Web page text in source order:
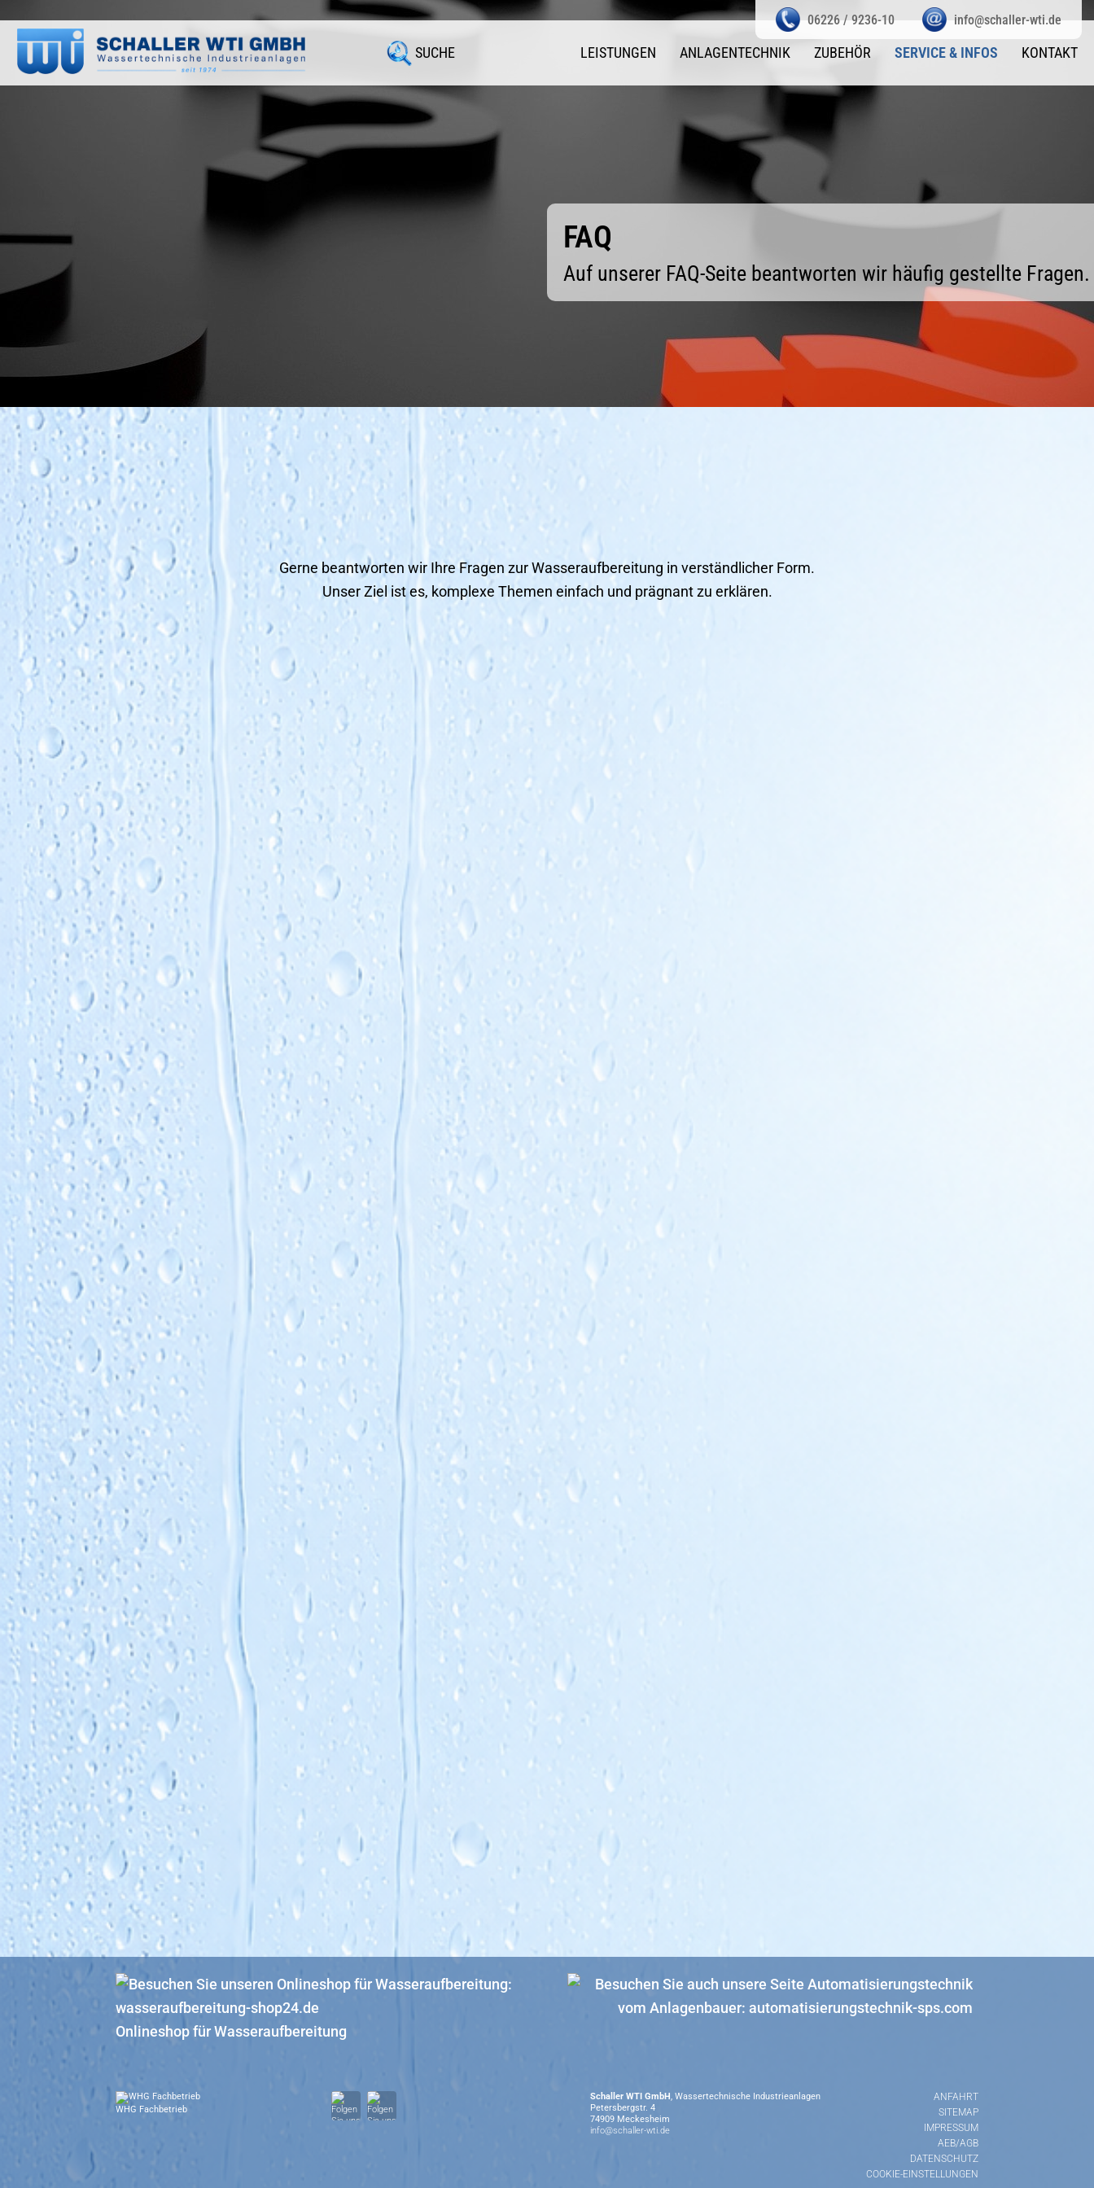
LEISTUNGEN ANLAGENTECHNIK ZUBEHÖR SERVICE & INFOS KONTAKT
SUCHE
06226 / 9236-10 info@schaller-wti.de
FAQ
Auf unserer FAQ-Seite beantworten wir häufig gestellte Fragen.
Gerne beantworten wir Ihre Fragen zur Wasseraufbereitung in verständlicher Form.
Unser Ziel ist es, komplexe Themen einfach und prägnant zu erklären.
Onlineshop für Wasseraufbereitung
WHG Fachbetrieb
Schaller WTI GmbH, Wassertechnische Industrieanlagen
Petersbergstr. 4
74909 Meckesheim
info@schaller-wti.de
ANFAHRT
SITEMAP
IMPRESSUM
AEB/AGB
DATENSCHUTZ
COOKIE-EINSTELLUNGEN